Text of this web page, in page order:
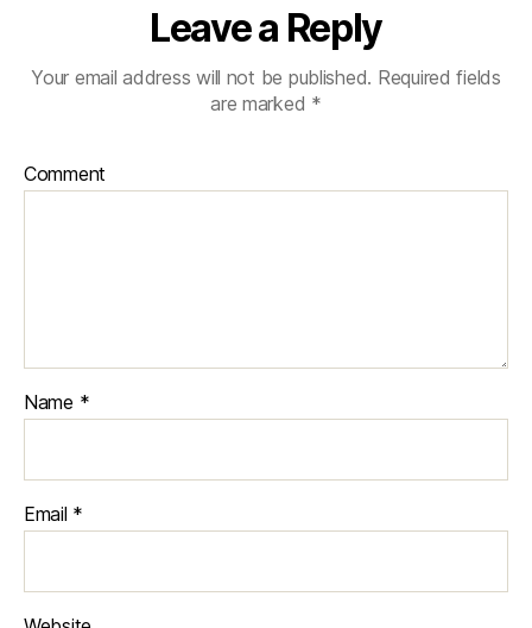
Leave a Reply
Your email address will not be published. Required fields
are marked *
Comment
Name *
Email *